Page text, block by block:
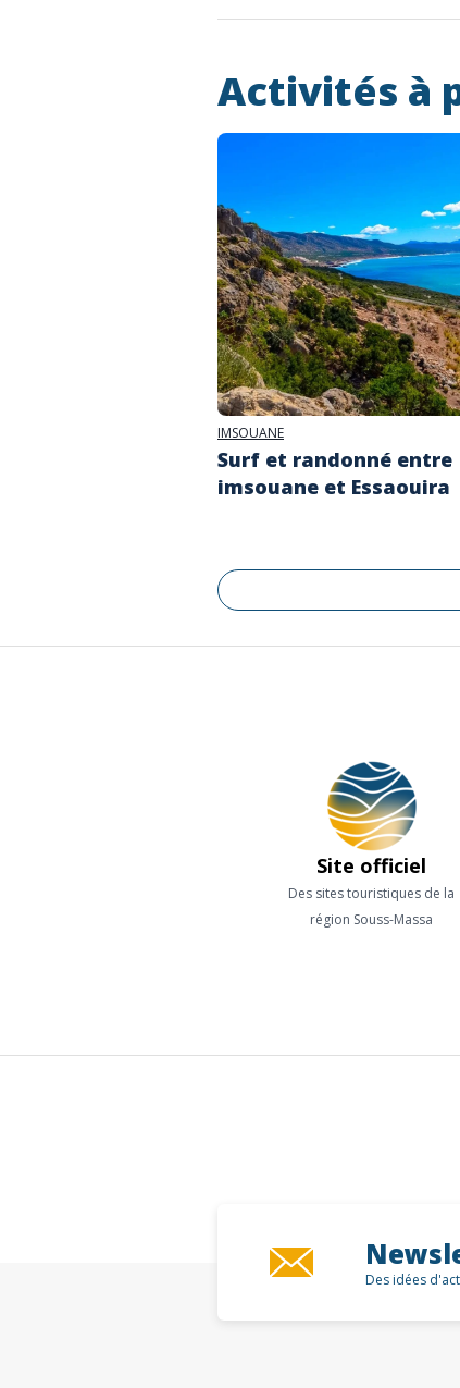
Activités à
IMSOUANE
Surf et randonné entre
imsouane et Essaouira
Site officiel
Des sites touristiques de la
région Souss-Massa
Des idées